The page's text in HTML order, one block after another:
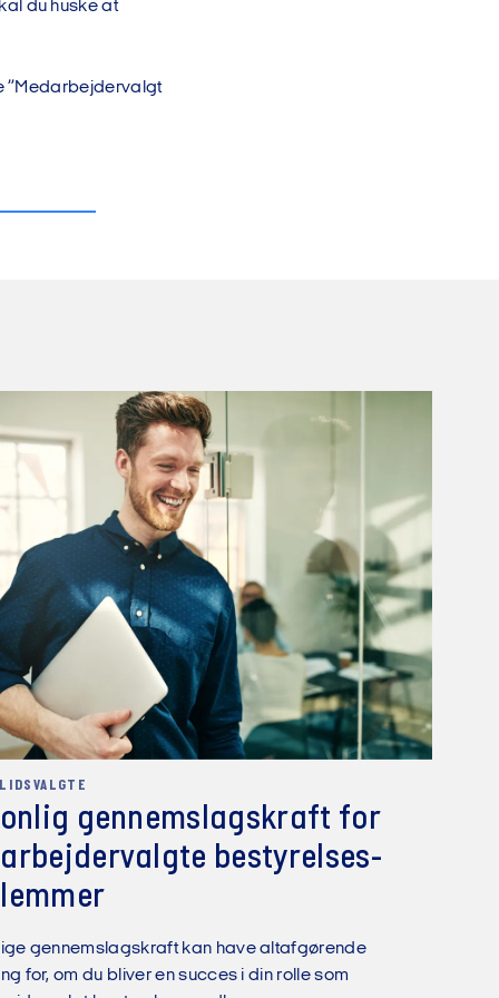
du huske at
”Medarbejdervalgt
gennem­slags­kraft for
bestyrelses­
gennemslagskraft kan have altafgørende
for, om du bliver en succes i din rolle som